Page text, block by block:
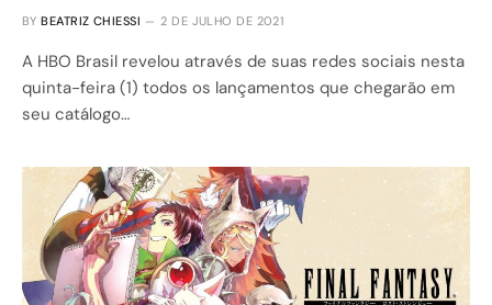
BY BEATRIZ CHIESSI 2 DE JULHO DE 2021
A HBO Brasil revelou através de suas redes sociais nesta
quinta-feira (1) todos os lançamentos que chegarão em
seu catálogo…